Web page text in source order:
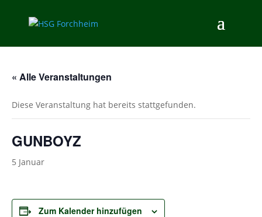
« Alle Veranstaltungen
Diese Veranstaltung hat bereits stattgefunden.
GUNBOYZ
5 Januar
Zum Kalender hinzufügen